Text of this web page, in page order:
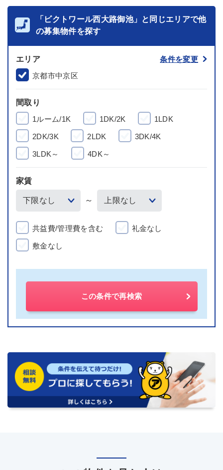
「ビクトワール西大路御池」と同じエリアで他
の募集物件を探す
エリア
条件を変更
京都市中京区
間取り
1ルーム/1K
1DK/2K 1LDK
2DK/3K 2LDK 3DK/4K
3LDK～ 4DK～
家賃
～
共益費/管理費を含む 礼金なし
敷金なし
この条件で再検索